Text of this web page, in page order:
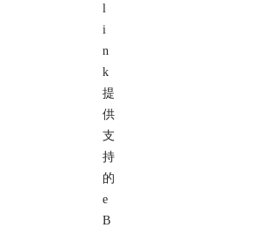
l
i
n
k
提
供
支
持
的
e
B